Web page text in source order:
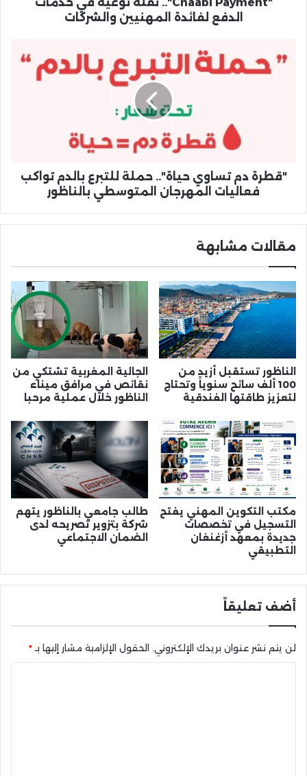
الدفع لفائدة المهنيين والشركات
دم
تساوي
المهرجان
المتوسطي
"قطرة دم تساوي حياة".. حملة للتبرع بالدم تواكب
فعاليات المهرجان المتوسطي بالناظور
مقالات مشابهة
الناظور تستقبل أزيد من
100 ألف سائح سنوياً وتحتاج
لتعزيز طاقتها الفندقية
الجالية المغربية تشتكي من
نقائص في مرافق ميناء
الناظور خلال عملية مرحبا
مكتب التكوين المهني يفتح
التسجيل في تخصصات
جديدة بمعهد أزغنغان
التطبيقي
طالب جامعي بالناظور يتهم
شركة بتزوير تصريحه لدى
الضمان الاجتماعي
أضف تعليقاً
لن يتم نشر عنوان بريدك الإلكتروني. الحقول الإلزامية مشار إليها بـ *